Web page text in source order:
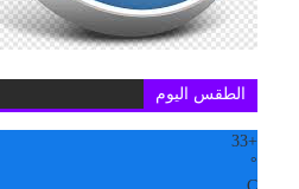
الطقس اليوم
+
33
°